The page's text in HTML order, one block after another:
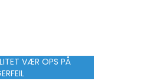
VÆR OPS PÅ